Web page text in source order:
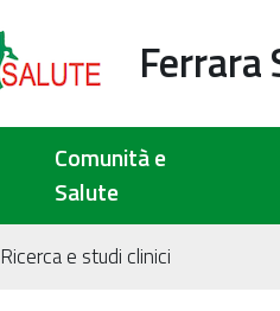
Ferrara
Comunità e
Salute
Ricerca e studi clinici